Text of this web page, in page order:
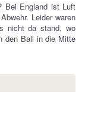
Bei England ist Luft
Leider waren
nicht da stand, wo
den Ball in die Mitte